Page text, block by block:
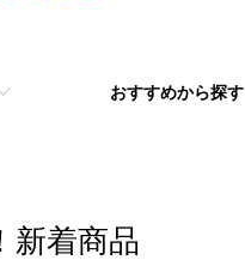
おすすめから探す
新着商品